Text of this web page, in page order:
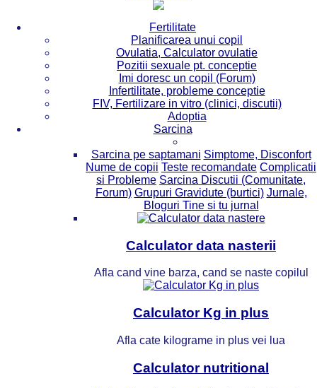
Fertilitate
Planificarea unui copil
Ovulatia, Calculator ovulatie
Pozitii sexuale pt. conceptie
Imi doresc un copil (Forum)
Infertilitate, probleme conceptie
FIV, Fertilizare in vitro (clinici, discutii)
Adoptia
Sarcina
Sarcina pe saptamani Simptome, Disconfort
Nume de copii Teste recomandate Complicatii
si Probleme Sarcina Discutii (Comunitate,
Forum) Grupuri Gravidute (burtici) Jurnale,
Bloguri Tine si tu jurnal
Calculator data nasterii
Afla cand vine barza, cand se naste copilul
Calculator Kg in plus
Afla cate kilograme in plus vei lua
Calculator nutritional